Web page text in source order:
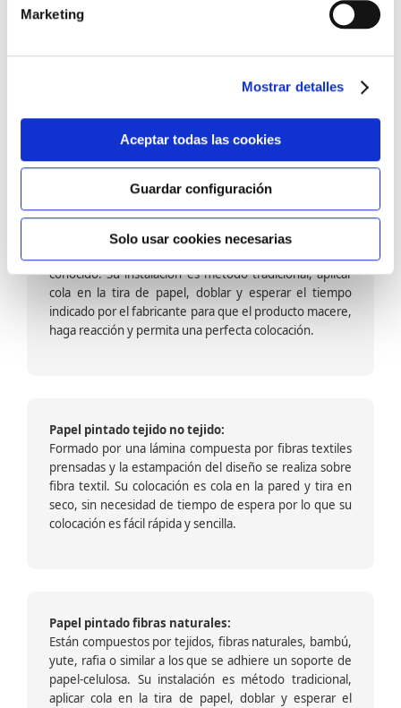
Marketing
Mostrar detalles
Aceptar todas las cookies
Guardar configuración
Solo usar cookies necesarias
barniz multiadherente en base agua. En zonas de
fuegos, se recomienda proteger con placas, silestone,
dado que el frotar en exceso dañaría el papel. Su
colocación es cola en la pared y tira en seco, sin
colocación es fácil rápida y sencilla.
Papel pintado calidad papel:
Formado por una capa de papel sobre un soporte de
conocido. Su instalación es método tradicional, aplicar
cola en la tira de papel, doblar y esperar el tiempo
indicado por el fabricante para que el producto macere,
haga reacción y permita una perfecta colocación.
Papel pintado tejido no tejido:
Formado por una lámina compuesta por fibras textiles
prensadas y la estampación del diseño se realiza sobre
fibra textil. Su colocación es cola en la pared y tira en
seco, sin necesidad de tiempo de espera por lo que su
colocación es fácil rápida y sencilla.
Papel pintado fibras naturales:
Están compuestos por tejidos, fibras naturales, bambú,
yute, rafia o similar a los que se adhiere un soporte de
papel-celulosa. Su instalación es método tradicional,
aplicar cola en la tira de papel, doblar y esperar el